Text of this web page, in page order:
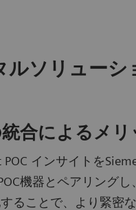
ルソリューシ
合によるメリ
インサイトを
機器とペアリングし
ることで、より緊密